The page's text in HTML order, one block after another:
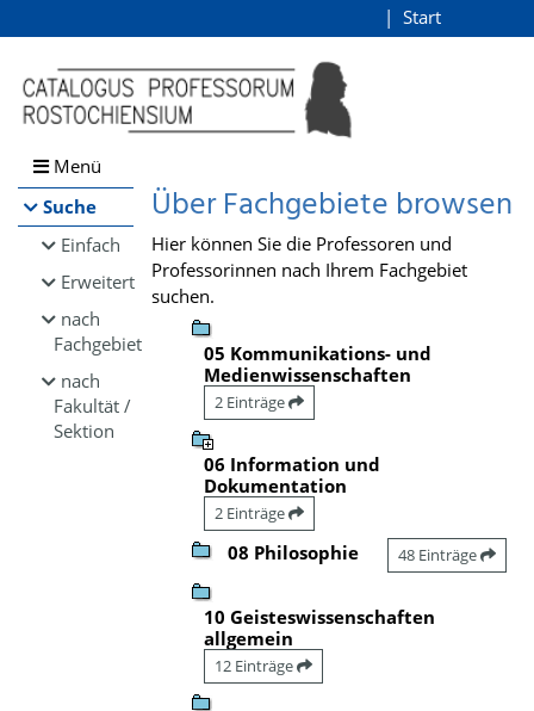
Browsen
direkt zum Inhalt
Start
Menü
Suche
Einfach
Erweitert
nach
Fachgebiet
nach
Fakultät /
Sektion
Über Fachgebiete browsen
Hier können Sie die Professoren und
Professorinnen nach Ihrem Fachgebiet
suchen.
05 Kommunikations- und
Medienwissenschaften
2 Einträge
06 Information und
Dokumentation
2 Einträge
08 Philosophie 48 Einträge
10 Geisteswissenschaften
allgemein
12 Einträge